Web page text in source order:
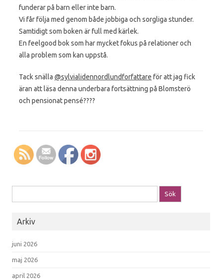
funderar på barn eller inte barn.
Vi får följa med genom både jobbiga och sorgliga stunder.
Samtidigt som boken är full med kärlek.
En feelgood bok som har mycket fokus på relationer och
alla problem som kan uppstå.
Tack snälla @sylvialidennordlundforfattare för att jag fick
äran att läsa denna underbara fortsättning på Blomsterö
och pensionat pensé????
Arkiv
juni 2026
maj 2026
april 2026